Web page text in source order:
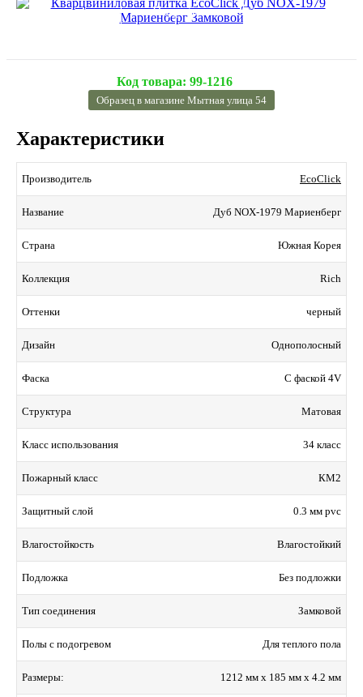
Подробнее
Код товара: 99-1216
Образец в магазине Мытная улица 54
Характеристики
Производитель EcoClick
Название Дуб NOX-1979 Мариенберг
Страна Южная Корея
Коллекция Rich
Оттенки черный
Дизайн Однополосный
Фаска С фаской 4V
Структура Матовая
Класс использования 34 класс
Пожарный класс КМ2
Защитный слой 0.3 мм pvc
Влагостойкость Влагостойкий
Подложка Без подложки
Тип соединения Замковой
Полы с подогревом Для теплого пола
Размеры: 1212 мм x 185 мм x 4.2 мм